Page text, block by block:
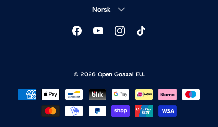
LANGUAGE
Norsk
FacebookYouTubeInstagramTikTok
© 2026 Open Goaaal EU.